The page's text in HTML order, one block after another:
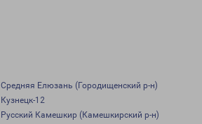
Средняя Елюзань (Городищенский р-н)
Кузнецк-12
Русский Камешкир (Камешкирский р-н)